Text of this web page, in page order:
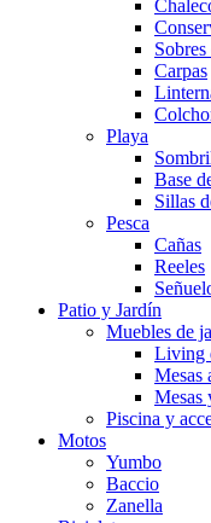
Carpas
Playa
Base
Sillas
Pesca
Cañas
Reeles
Patio y Jardín
Muebles de
Living
Mesas
Mesas
Piscina y
Motos
Yumbo
Baccio
Zanella